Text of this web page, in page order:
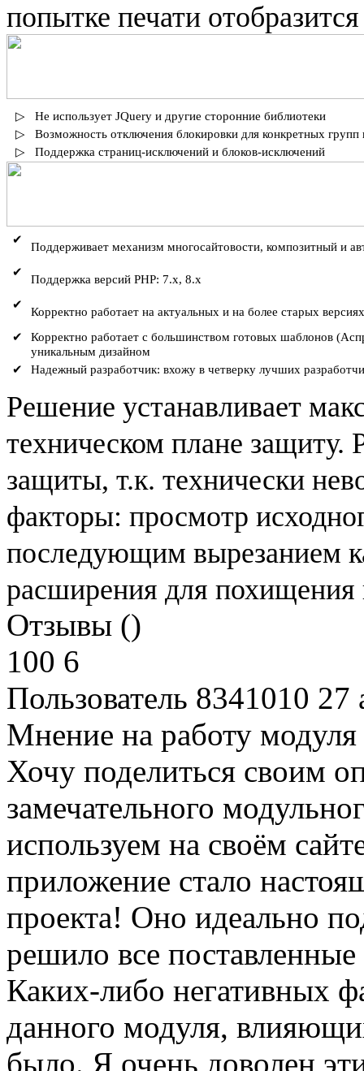
попытке печати
▷
Не использует JQuery и другие сторонние библиотеки
▷
Возможность отключения блокировки для конкретных групп
▷
Поддержка страниц-исключений и блоков-исключений
✔
Поддерживает механизм многосайтовости, композитный и
✔
Поддержка версий PHP: 7.x, 8.x
✔
Корректно работает на актуальных и на более старых
✔
Корректно работает с большинством готовых шаблонов
уникальным дизайном
✔
Надежный разработчик: вхожу в четверку лучших
Решение устанавливает
техническом плане
защиты, т.к. технически
факторы: просмотр
последующим вырезанием
расширения для похищения
Отзывы ()
100 6
Пользователь 8341010 27
Мнение на работу модуля
Хочу поделиться своим
замечательного
используем на своём
приложение стало
проекта! Оно идеально
решило все
Каких-либо негативных
данного модуля,
было. Я очень доволен